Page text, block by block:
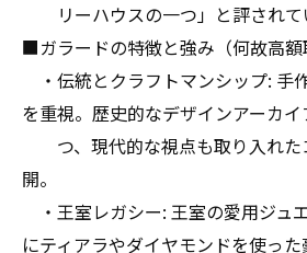
リーハウスの一つ」と評されて
■ガラードの特徴と強み（何故高額
・伝統とクラフトマンシップ: 手
を重視。歴史的なデザインアーカ
つ、現代的な視点も取り入れた
開。
・王室レガシー: 王室の愛用ジュ
にティアラやダイヤモンドを使っ